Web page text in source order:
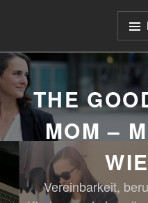
THE
MOM –
Vereinbarkeit,